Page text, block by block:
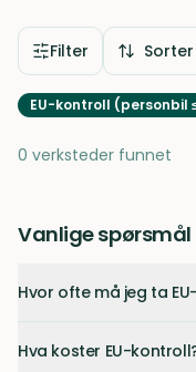
Filter Sorter
EU-kontroll (personbil
0 verksteder funnet
Vanlige
Hvor ofte må jeg ta
Hva koster EU-